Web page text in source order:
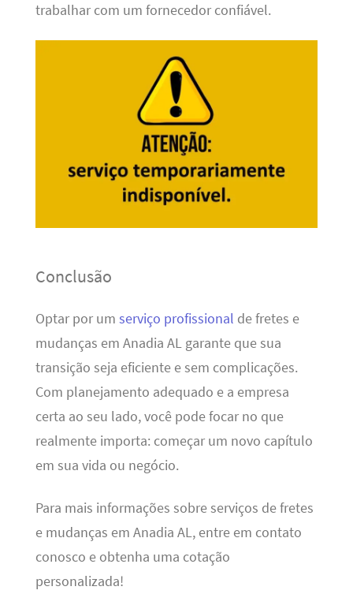
trabalhar com um fornecedor confiável.
Conclusão
Optar por um serviço profissional de fretes e
mudanças em Anadia AL garante que sua
transição seja eficiente e sem complicações.
Com planejamento adequado e a empresa
certa ao seu lado, você pode focar no que
realmente importa: começar um novo capítulo
em sua vida ou negócio.
Para mais informações sobre serviços de fretes
e mudanças em Anadia AL, entre em contato
conosco e obtenha uma cotação
personalizada!